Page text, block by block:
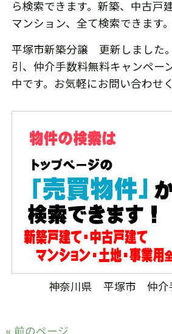
ら検索できます。新築、中古戸
マンション、全て検索できます。
平塚市新築分譲 更新しました
引、仲介手数料無料キャンペー
中です。お気軽にお問い合わせ
神奈川県 平塚市 仲介